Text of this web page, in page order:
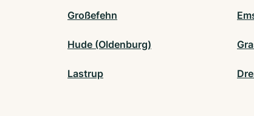
Großefehn
Hude (Oldenburg)
Lastrup